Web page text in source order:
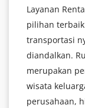
Layanan
pilihan
transportasi
diandalkan.
merupakan
wisata
perusahaan,